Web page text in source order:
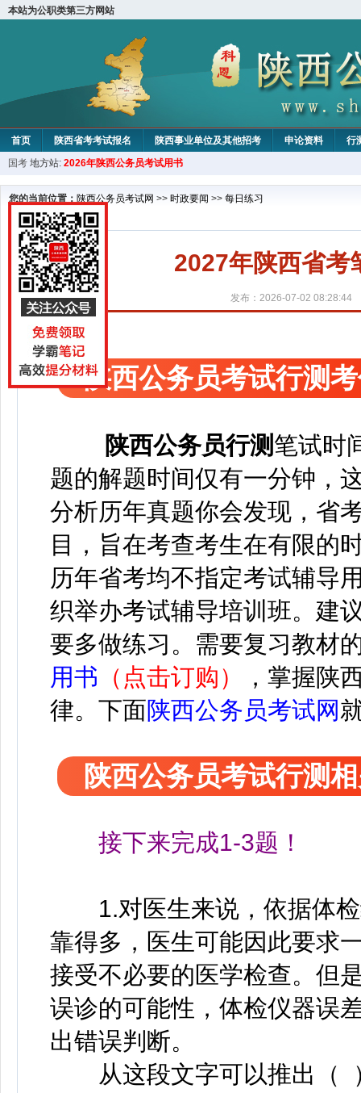
本站为公职类第三方网站
首页 陕西省考考试报名 陕西事业单位及其他招考 申论资料
行
国考 地方站: 2026年陕西公务员考试用书
您的当前位置： 陕西公务员考试网 >> 时政要闻 >> 每日练习
2027年陕西省考
发布：2026-07-02 08:28:44
陕西公务员考试行测
陕西公务员行测笔试时
题的解题时间仅有一分钟，
分析历年真题你会发现，省
目，旨在考查考生在有限的
历年省考均不指定考试辅导
织举办考试辅导培训班。 建
要多做练习。 需要复习教材
用书 （点击订购） ， 掌握陕
律。 下面陕西公务员考试网
陕西公务员考试行测
接下来完成1-3题！
1.对医生来说，依据体检
靠得多，医生可能因此要求
接受不必要的医学检查。但
误诊的可能性，体检仪器误
出错误判断。
从这段文字可以推出（